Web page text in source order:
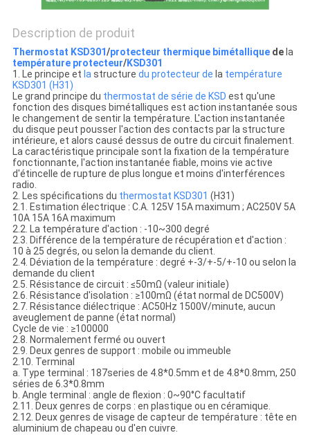
Description de produit
Thermostat KSD301/protecteur thermique bimétalliquedela
température protecteur/KSD301
1. Le principe et lastructure du protecteur de la température
KSD301 (H31)
Le grand principe du thermostat de série de KSD est qu'une
fonction des disques bimétalliques est action instantanée sous
le changement de sentir la température. L'action instantanée
du disque peut pousser l'action des contacts par la structure
intérieure, et alors causé dessus de outre du circuit finalement.
La caractéristique principale sont la fixation de la température
fonctionnante, l'action instantanée fiable, moins vie active
d'étincelle de rupture de plus longue et moins d'interférences
radio.
2. Les spécifications du thermostat KSD301 (H31)
2.1. Estimation électrique : C.A. 125V 15A maximum ; AC250V 5A
10A 15A 16A maximum
2.2. La température d'action : -10~300 degré
2.3. Différence de la température de récupération et d'action :
10 à 25 degrés, ou selon la demande du client.
2.4. Déviation de la température : degré +-3/+-5/+-10 ou selon la
demande du client
2.5. Résistance de circuit : ≤50mΩ (valeur initiale)
2.6. Résistance d'isolation : ≥100mΩ (état normal de DC500V)
2.7. Résistance diélectrique : AC50Hz 1500V/minute, aucun
aveuglement de panne (état normal)
Cycle de vie : ≥100000
2.8. Normalement fermé ou ouvert
2.9. Deux genres de support : mobile ou immeuble
2.10. Terminal
a. Type terminal : 187series de 4.8*0.5mm et de 4.8*0.8mm, 250
séries de 6.3*0.8mm
b. Angle terminal : angle de flexion : 0~90°C facultatif
2.11. Deux genres de corps : en plastique ou en céramique.
2.12. Deux genres de visage de capteur de température : tête en
aluminium de chapeau ou d'en cuivre.